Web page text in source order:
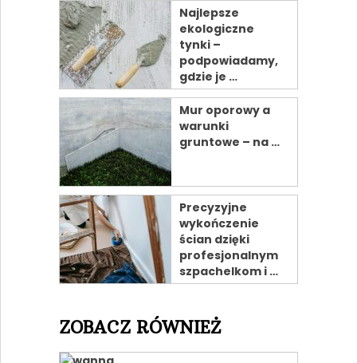
Najlepsze
ekologiczne
tynki –
podpowiadamy,
gdzie je …
Mur oporowy a
warunki
gruntowe – na …
Precyzyjne
wykończenie
ścian dzięki
profesjonalnym
szpachelkom i …
ZOBACZ RÓWNIEŻ